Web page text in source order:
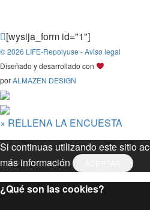
[wysija_form id="1"]
© 2026 LIFE-Repolyuse - Aviso legal
Diseñado y desarrollado con
porALMAZEN DESIGN
× RELLENA LA ENCUESTA
Si continuas utilizando este sitio
más información
¿Qué son las cookies?